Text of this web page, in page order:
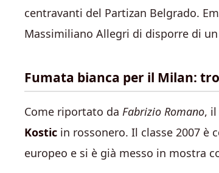
centravanti del Partizan Belgrado.
Massimiliano Allegri di disporre di
Fumata bianca per il Milan:
Come riportato da Fabrizio Romano, il
Kostic in rossonero. Il classe 2007
europeo e si è già messo in mostra